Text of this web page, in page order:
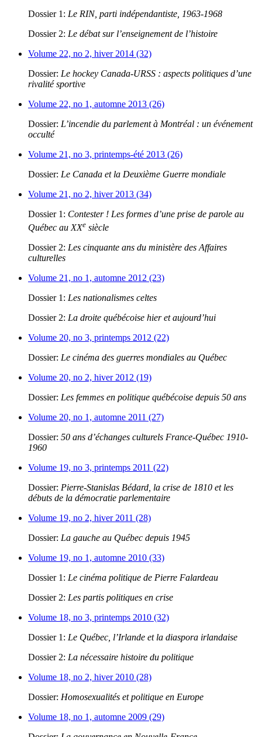
Dossier 1: Le RIN, parti indépendantiste, 1963-1968
Dossier 2: Le débat sur l’enseignement de l’histoire
Volume 22, no 2, hiver 2014 (32)
Dossier: Le hockey Canada-URSS : aspects politiques d’une
rivalité sportive
Volume 22, no 1, automne 2013 (26)
Dossier: L’incendie du parlement à Montréal : un événement
occulté
Volume 21, no 3, printemps-été 2013 (26)
Dossier: Le Canada et la Deuxième Guerre mondiale
Volume 21, no 2, hiver 2013 (34)
Dossier 1: Contester ! Les formes d’une prise de parole au
Québec au XXe siècle
Dossier 2: Les cinquante ans du ministère des Affaires
culturelles
Volume 21, no 1, automne 2012 (23)
Dossier 1: Les nationalismes celtes
Dossier 2: La droite québécoise hier et aujourd’hui
Volume 20, no 3, printemps 2012 (22)
Dossier: Le cinéma des guerres mondiales au Québec
Volume 20, no 2, hiver 2012 (19)
Dossier: Les femmes en politique québécoise depuis 50 ans
Volume 20, no 1, automne 2011 (27)
Dossier: 50 ans d’échanges culturels France-Québec 1910-
1960
Volume 19, no 3, printemps 2011 (22)
Dossier: Pierre-Stanislas Bédard, la crise de 1810 et les
débuts de la démocratie parlementaire
Volume 19, no 2, hiver 2011 (28)
Dossier: La gauche au Québec depuis 1945
Volume 19, no 1, automne 2010 (33)
Dossier 1: Le cinéma politique de Pierre Falardeau
Dossier 2: Les partis politiques en crise
Volume 18, no 3, printemps 2010 (32)
Dossier 1: Le Québec, l’Irlande et la diaspora irlandaise
Dossier 2: La nécessaire histoire du politique
Volume 18, no 2, hiver 2010 (28)
Dossier: Homosexualités et politique en Europe
Volume 18, no 1, automne 2009 (29)